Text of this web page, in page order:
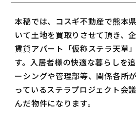
本稿では、コスギ不動産で熊本
いて土地を買取りさせて頂き、
賃貸アパート「仮称ステラ天草
す。入居者様の快適な暮らしを
ーシングや管理部等、関係各所
っているステラプロジェクト会
んだ物件になります。